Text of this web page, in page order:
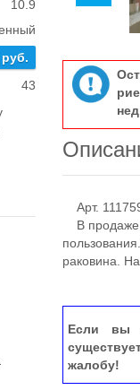
10.9
43
Арт.
В продаже
раковина.
Если вы
жалобу!